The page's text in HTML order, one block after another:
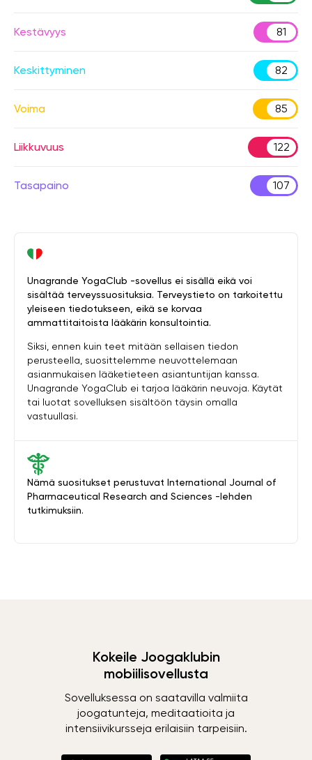
Kestävyys 81
Keskittyminen 82
Voima 85
Liikkuvuus 122
Tasapaino 107
Nämä suositukset perustuvat International Journal of
Pharmaceutical Research and Sciences -lehden
tutkimuksiin.
Unagrande YogaClub -sovellus ei sisällä eikä voi
sisältää terveyssuosituksia. Terveystieto on tarkoitettu
yleiseen tiedotukseen, eikä se korvaa
ammattitaitoista lääkärin konsultointia.
Siksi, ennen kuin teet mitään sellaisen tiedon
perusteella, suosittelemme neuvottelemaan
asianmukaisen lääketieteen asiantuntijan kanssa.
Unagrande YogaClub ei tarjoa lääkärin neuvoja. Käytät
tai luotat sovelluksen sisältöön täysin omalla
vastuullasi.
Kokeile Joogaklubin
mobiilisovellusta
Sovelluksessa on saatavilla valmiita
joogatunteja, meditaatioita ja
intensiivikursseja erilaisiin tarpeisiin.